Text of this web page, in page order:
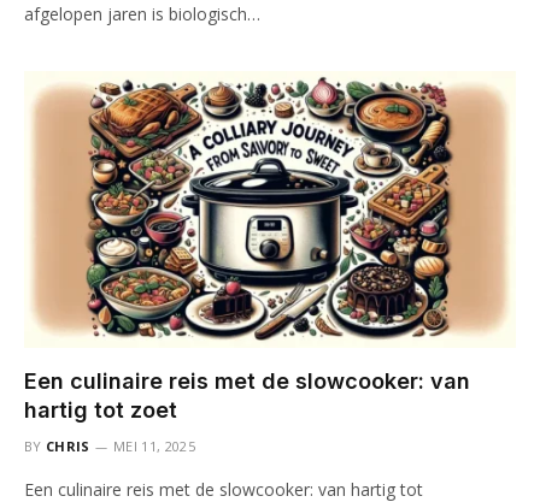
afgelopen jaren is biologisch…
Een culinaire reis met de slowcooker: van
hartig tot zoet
BY CHRIS MEI 11, 2025
Een culinaire reis met de slowcooker: van hartig tot